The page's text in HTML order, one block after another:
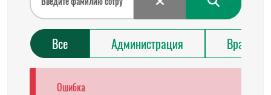
Все Администрация Врачи
Ошибка